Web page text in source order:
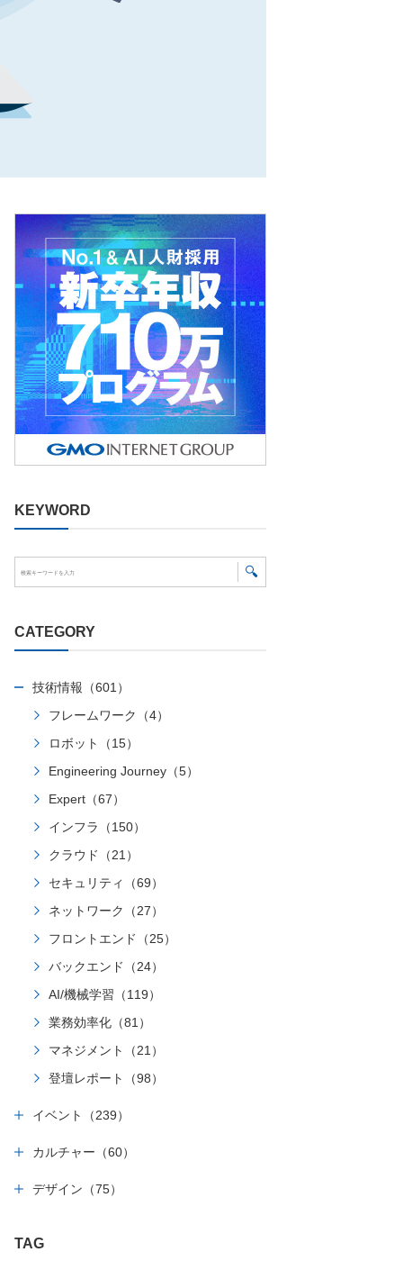
KEYWORD
CATEGORY
技術情報（601）
フレームワーク（4）
ロボット（15）
Engineering Journey（5）
Expert（67）
インフラ（150）
クラウド（21）
セキュリティ（69）
ネットワーク（27）
フロントエンド（25）
バックエンド（24）
AI/機械学習（119）
業務効率化（81）
マネジメント（21）
登壇レポート（98）
イベント（239）
カルチャー（60）
デザイン（75）
TAG